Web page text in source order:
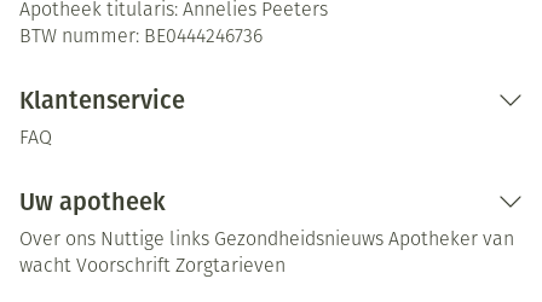
Apotheek titularis: Annelies Peeters
BTW nummer: BE0444246736
Klantenservice
FAQ
Uw apotheek
Over ons Nuttige links Gezondheidsnieuws Apotheker van
wacht Voorschrift Zorgtarieven